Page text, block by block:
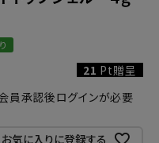
21 Pt贈呈
員承認後ログインが必要
お気に入りに登録する